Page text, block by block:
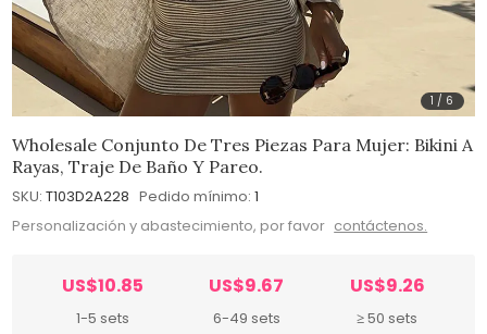
1 / 6
Wholesale Conjunto De Tres Piezas Para Mujer: Bikini A
Rayas, Traje De Baño Y Pareo.
SKU: T103D2A228 Pedido mínimo: 1
Personalización y abastecimiento, por favor contáctenos.
US$10.85
1-5 sets
US$9.67
6-49 sets
US$9.26
≥ 50 sets